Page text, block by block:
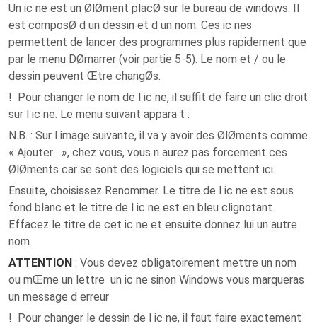
Un ic ne est un ØlØment placØ sur le bureau de windows. Il
est composØ d un dessin et d un nom. Ces ic nes
permettent de lancer des programmes plus rapidement que
par le menu DØmarrer (voir partie 5-5). Le nom et / ou le
dessin peuvent Œtre changØs.
! Pour changer le nom de l ic ne, il suffit de faire un clic droit
sur l ic ne. Le menu suivant appara t :
N.B. : Sur l image suivante, il va y avoir des ØlØments comme
« Ajouter », chez vous, vous n aurez pas forcement ces
ØlØments car se sont des logiciels qui se mettent ici.
Ensuite, choisissez Renommer. Le titre de l ic ne est sous
fond blanc et le titre de l ic ne est en bleu clignotant.
Effacez le titre de cet ic ne et ensuite donnez lui un autre
nom.
ATTENTION : Vous devez obligatoirement mettre un nom
ou mŒme un lettre un ic ne sinon Windows vous marqueras
un message d erreur
! Pour changer le dessin de l ic ne, il faut faire exactement